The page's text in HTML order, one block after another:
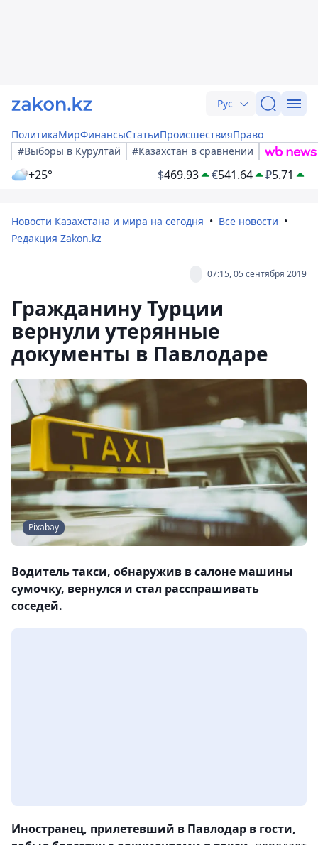
Рус
ПолитикаМирФинансыСтатьиПроисшествияПраво
#Выборы в Курултай
#Казахстан в сравнении
+25° $469.93 €541.64 ₽5.71
Новости Казахстана и мира на сегодня
Все новости
Редакция Zakon.kz
07:15, 05 сентября 2019
Гражданину Турции
вернули утерянные
документы в Павлодаре
Pixabay
Водитель такси, обнаружив в салоне машины
сумочку, вернулся и стал расспрашивать
соседей.
Иностранец, прилетевший в Павлодар в гости,